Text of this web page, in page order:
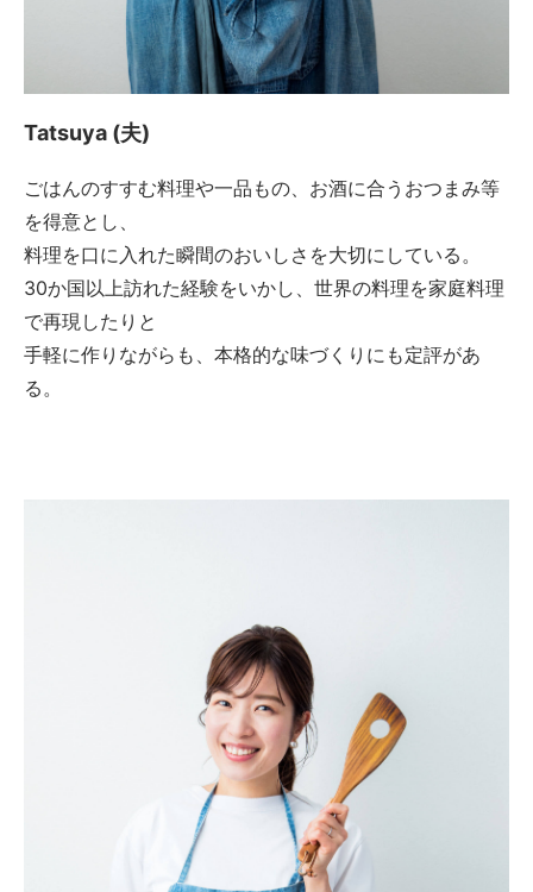
Tatsuya (夫)
ごはんのすすむ料理や一品もの、お酒に合うおつまみ等
を得意とし、
料理を口に入れた瞬間のおいしさを大切にしている。
30か国以上訪れた経験をいかし、世界の料理を家庭料理
で再現したりと
手軽に作りながらも、本格的な味づくりにも定評があ
る。